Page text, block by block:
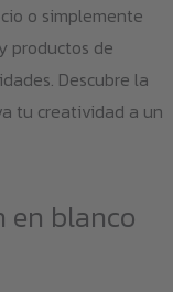
o simplemente
productos de
Descubre la
tu creatividad a un
en blanco